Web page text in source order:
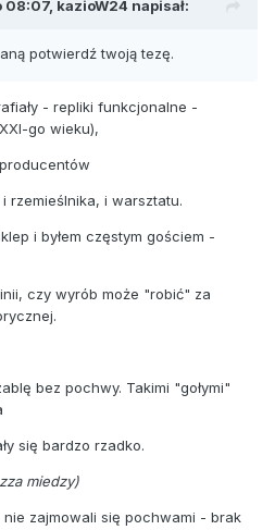
08:07, kazioW24 napisał:
potwierdź twoją tezę.
- repliki funkcjonalne -
go wieku),
rzemieślnika, i warsztatu.
i byłem częstym gościem -
czy wyrób może "robić" za
bez pochwy. Takimi "gołymi"
się bardzo rzadko.
miedzy)
zajmowali się pochwami - brak